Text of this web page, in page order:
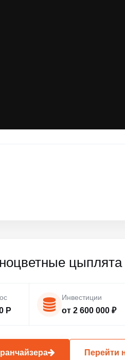
цыплята
Р
Инвестиции
от 2 600 000 ₽
Перейти